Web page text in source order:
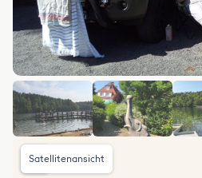
Satellitenansicht